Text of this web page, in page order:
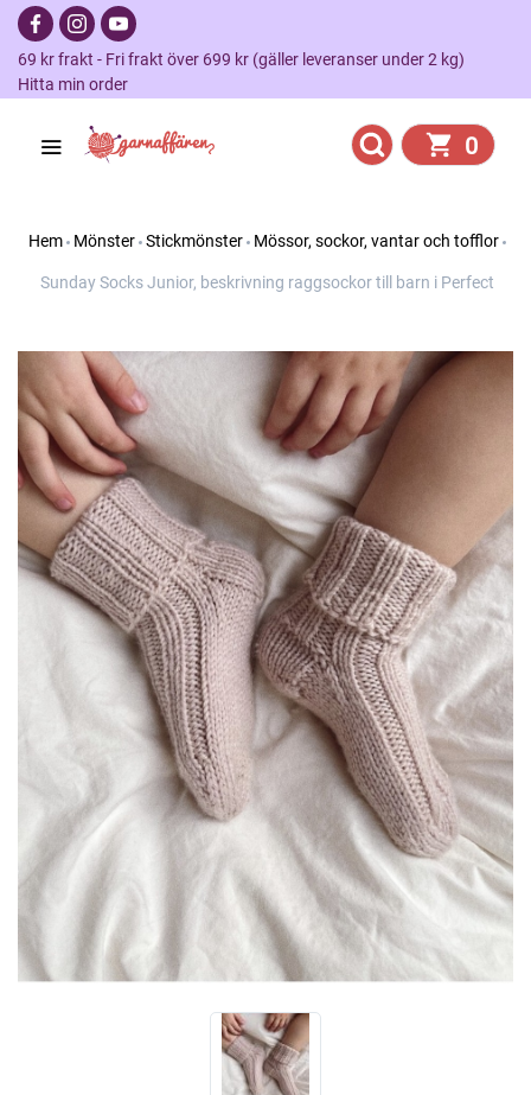
69 kr frakt - Fri frakt över 699 kr (gäller leveranser under 2 kg)
Hitta min order
0
Hem Mönster Stickmönster Mössor, sockor, vantar och tofflor
Sunday Socks Junior, beskrivning raggsockor till barn i Perfect